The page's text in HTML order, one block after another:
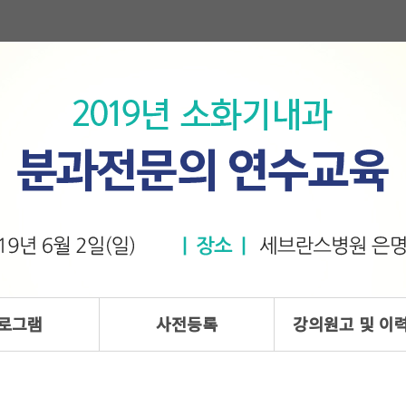
그램 사전등록 강의원고 및 이